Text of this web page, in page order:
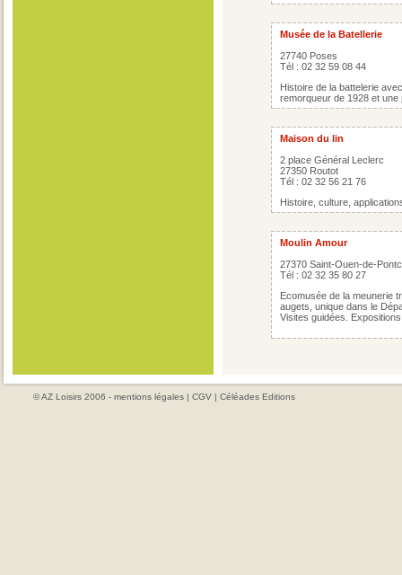
Musée de la Batellerie
27740 Poses
Tél : 02 32 59 08 44
Histoire de la battelerie
remorqueur de 1928 et une
Maison du lin
2 place Général Leclerc
27350 Routot
Tél : 02 32 56 21 76
Histoire, culture,
Moulin Amour
27370 Saint-Ouen-de-
Tél : 02 32 35 80 27
Ecomusée de la meunerie
augets, unique dans le
Visites guidées.
© AZ Loisirs 2006 - mentions légales | CGV | Céléades Editions